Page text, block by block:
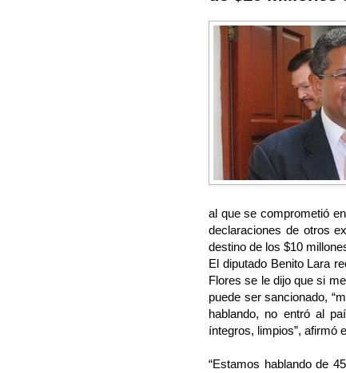
al que se comprometió
declaraciones de otros
destino de los $10
El diputado Benito Lara
Flores se le dijo que si
puede ser sancionado,
hablando, no entró al
íntegros, limpios”, afirmó
“Estamos hablando de